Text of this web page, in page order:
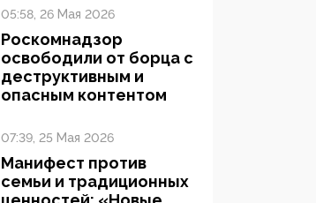
05:58, 26 Мая 2026
Роскомнадзор
освободили от борца с
деструктивным и
опасным контентом
07:39, 25 Мая 2026
Манифест против
семьи и традиционных